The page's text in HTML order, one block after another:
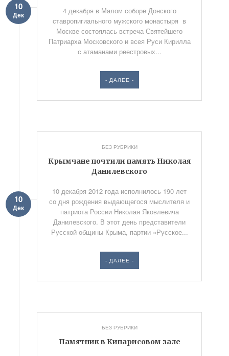
10
Дек
4 декабря в Малом соборе Донского
ставропигиального мужского монастыря в
Москве состоялась встреча Святейшего
Патриарха Московского и всея Руси Кирилла
с атаманами реестровых...
- ДАЛЕЕ -
БЕЗ РУБРИКИ
Крымчане почтили память Николая
Данилевского
10
Дек
10 декабря 2012 года исполнилось 190 лет
со дня рождения выдающегося мыслителя и
патриота России Николая Яковлевича
Данилевского. В этот день представители
Русской общины Крыма, партии «Русское...
- ДАЛЕЕ -
БЕЗ РУБРИКИ
Памятник в Кипарисовом зале